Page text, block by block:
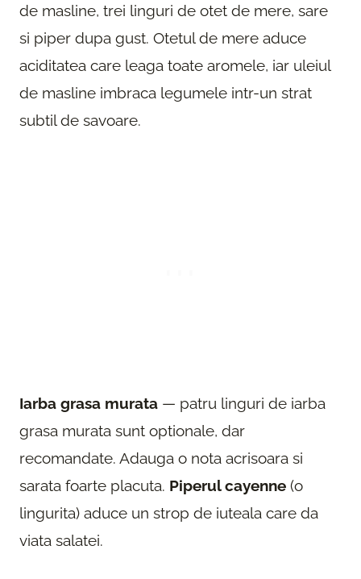
de masline, trei linguri de otet de mere, sare
si piper dupa gust. Otetul de mere aduce
aciditatea care leaga toate aromele, iar uleiul
de masline imbraca legumele intr-un strat
subtil de savoare.
Iarba grasa murata — patru linguri de iarba
grasa murata sunt optionale, dar
recomandate. Adauga o nota acrisoara si
sarata foarte placuta. Piperul cayenne (o
lingurita) aduce un strop de iuteala care da
viata salatei.